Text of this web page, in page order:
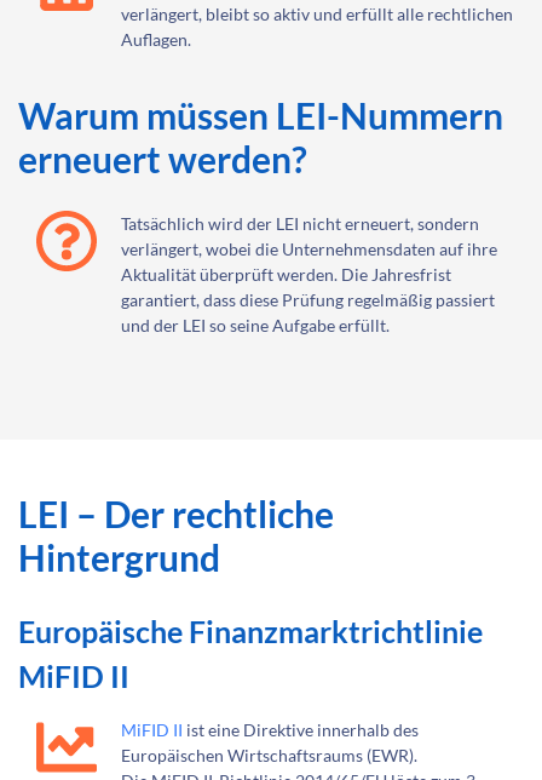
verlängert, bleibt so aktiv und erfüllt alle rechtlichen
Auflagen.
Warum müssen LEI-Nummern
erneuert werden?
Tatsächlich wird der LEI nicht erneuert, sondern
verlängert, wobei die Unternehmensdaten auf ihre
Aktualität überprüft werden. Die Jahresfrist
garantiert, dass diese Prüfung regelmäßig passiert
und der LEI so seine Aufgabe erfüllt.
LEI – Der rechtliche
Hintergrund
Europäische Finanzmarktrichtlinie
MiFID II
MiFID II ist eine Direktive innerhalb des
Europäischen Wirtschaftsraums (EWR).